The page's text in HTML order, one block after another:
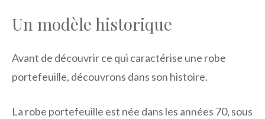
Un modèle historique
Avant de découvrir ce qui caractérise une robe
portefeuille, découvrons dans son histoire.
La robe portefeuille est née dans les années 70, sous